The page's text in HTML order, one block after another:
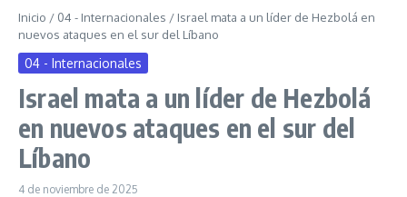
Inicio / 04 - Internacionales / Israel mata a un líder de Hezbolá en
nuevos ataques en el sur del Líbano
04 - Internacionales
Israel mata a un líder de Hezbolá
en nuevos ataques en el sur del
Líbano
4 de noviembre de 2025